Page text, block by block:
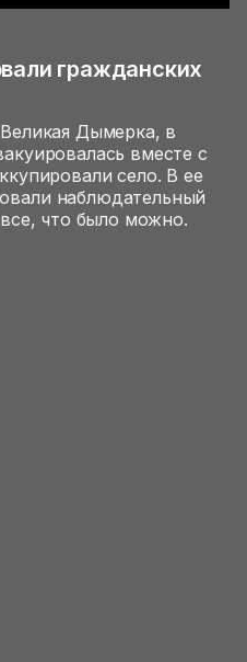
гражданских
Дымерка, в
вместе с
село. В ее
наблюдательный
что было можно.